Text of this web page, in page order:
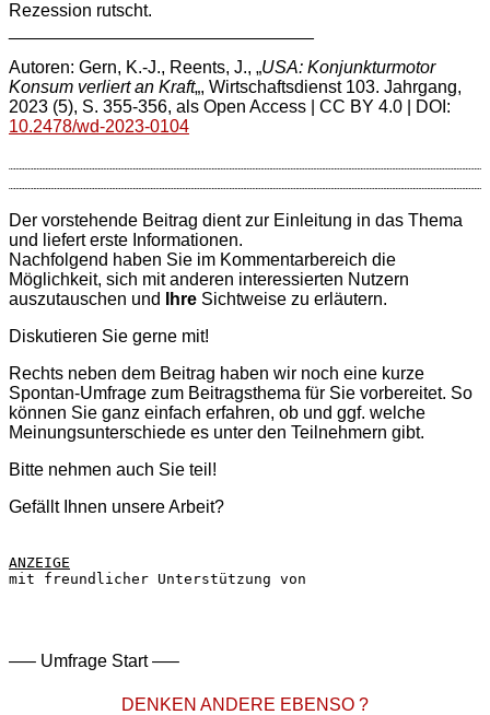
Rezession rutscht.
Autoren: Gern, K.-J., Reents, J., „USA: Konjunkturmotor
Konsum verliert an Kraft„, Wirtschaftsdienst 103. Jahrgang,
2023 (5), S. 355-356, als Open Access | CC BY 4.0 | DOI:
10.2478/wd-2023-0104
Der vorstehende Beitrag dient zur Einleitung in das Thema
und liefert erste Informationen.
Nachfolgend haben Sie im Kommentarbereich die
Möglichkeit, sich mit anderen interessierten Nutzern
auszutauschen und
Ihre Sichtweise zu erläutern.
Diskutieren Sie gerne mit!
Rechts neben dem Beitrag haben wir noch eine kurze
Spontan-Umfrage zum Beitragsthema für Sie vorbereitet. So
können Sie ganz einfach erfahren, ob und ggf. welche
Meinungsunterschiede es unter den Teilnehmern gibt.
Bitte nehmen auch Sie teil!
Gefällt Ihnen unsere Arbeit?
ANZEIGE
mit freundlicher Unterstützung von
—– Umfrage Start —–
DENKEN ANDERE EBENSO ?